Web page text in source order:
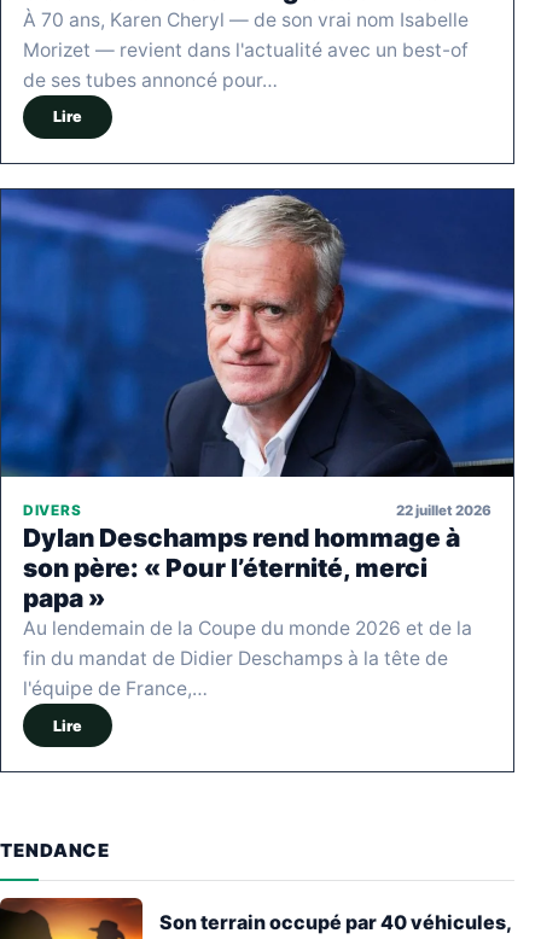
À 70 ans, Karen Cheryl — de son vrai nom Isabelle
Morizet — revient dans l'actualité avec un best-of
de ses tubes annoncé pour…
Lire
DIVERS 22 juillet 2026
Dylan Deschamps rend hommage à
son père: « Pour l’éternité, merci
papa »
Au lendemain de la Coupe du monde 2026 et de la
fin du mandat de Didier Deschamps à la tête de
l'équipe de France,…
Lire
TENDANCE
Son terrain occupé par 40 véhicules,